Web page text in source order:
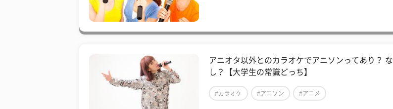
アニオタ以外とのカラオケでアニソンってあり？ な
し？【大学生の常識どっち】
#カラオケ #アニソン #アニメ